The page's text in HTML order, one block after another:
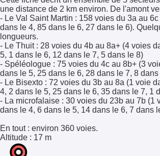
une distance de 2 km environ. De l'amont
- Le Val Saint Martin : 158 voies du 3a au
dans le 4, 85 dans le 6, 27 dans le 6).
longueurs.
- Le Thuit : 28 voies du 4b au 8a+ (4 voies
5, 1 dans le 6, 12 dans le 7, 5 dans le 8)
- Spéléologue : 75 voies du 4c au 8b+ (3
dans le 5, 25 dans le 6, 28 dans le 7, 8
- Le Bisexto : 72 voies du 3b au 8a (1 voie
4, 2 dans le 5, 25 dans le 6, 35 dans le 7, 1
- La microfalaise : 30 voies du 23b au 7b (1
dans le 4, 6 dans le 5, 14 dans le 6, 7 dans
En tout : environ 360 voies.
Altitude : 17 m